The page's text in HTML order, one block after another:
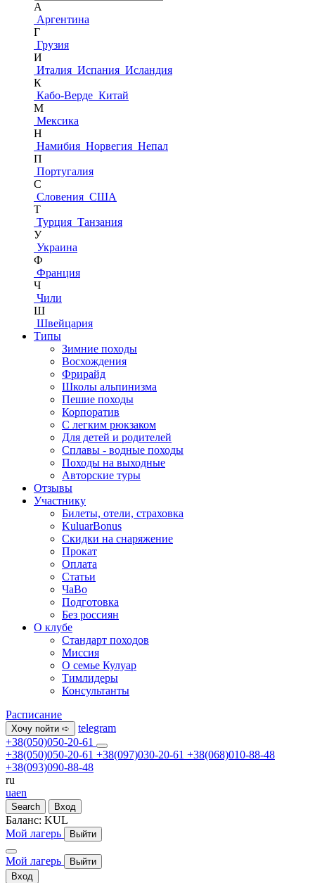
А
Аргентина
Г
Грузия
И
Италия Испания Исландия
К
Кабо-Верде Китай
М
Мексика
Н
Намибия Норвегия Непал
П
Португалия
С
Словения США
Т
Турция Танзания
У
Украина
Ф
Франция
Ч
Чили
Ш
Швейцария
Типы
Зимние походы
Восхождения
Фрирайд
Школы альпинизма
Пешие походы
Корпоратив
С легким рюкзаком
Для детей и родителей
Сплавы - водные походы
Походы на выходные
Авторские туры
Отзывы
Участнику
Билеты, отели, страховка
KuluarBonus
Скидки на снаряжение
Прокат
Оплата
Статьи
ЧаВо
Подготовка
Без россиян
О клубе
Стандарт походов
Миссия
О семье Кулуар
Тимлидеры
Консультанты
Расписание
Хочу пойти ➪
telegram
+38(050)050-20-61
+38(050)050-20-61 +38(097)030-20-61 +38(068)010-88-48
+38(093)090-88-48
ru
uaen
Search Вход
Баланс: KUL
Мой лагерь
Выйти
Мой лагерь
Выйти
Вход